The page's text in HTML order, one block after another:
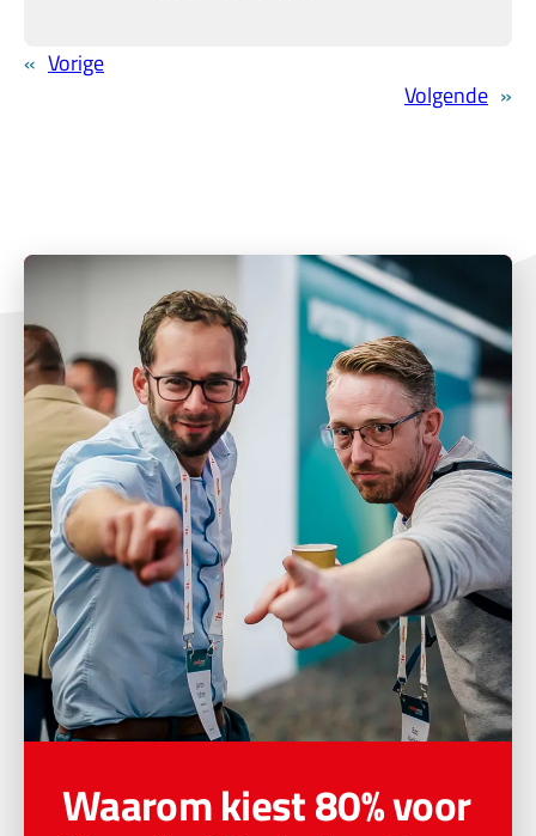
« Vorige
Volgende »
Waarom kiest 80% voor